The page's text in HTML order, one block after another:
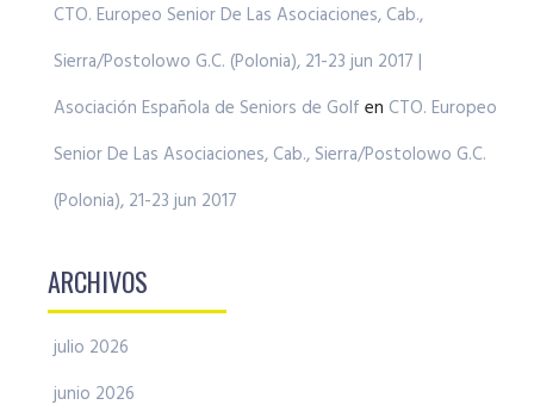
CTO. Europeo Senior De Las Asociaciones, Cab.,
Sierra/Postolowo G.C. (Polonia), 21-23 jun 2017 |
Asociación Española de Seniors de Golf en CTO. Europeo
Senior De Las Asociaciones, Cab., Sierra/Postolowo G.C.
(Polonia), 21-23 jun 2017
ARCHIVOS
julio 2026
junio 2026